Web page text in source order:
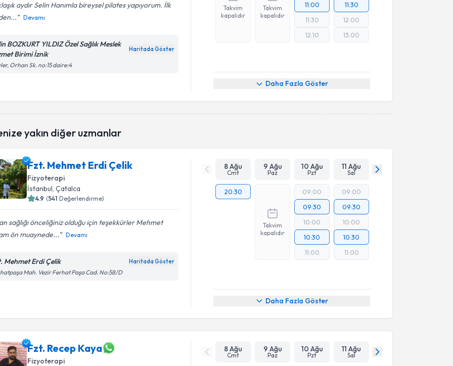
aydır Selin Hanımla bireysel pilates yapıyorum. İlk
Devamı
BOZKURT YILDIZ Özel Sağlık Meslek
Birimi İznik
Haritada Göster
Orhan Sk. no:15 daire:4
Takvim
kapalıdır
Takvim
kapalıdır
11:00
11:30
12:10
11:30
12:00
13:00
Daha Fazla Göster
yakın diğer uzmanlar
Fzt. Mehmet Erdi Çelik
Fizyoterapi
İstanbul , Çatalca
4.9 (541 Değerlendirme)
sağlığı önceliğiniz olduğu için teşekkürler Mehmet
ön muaynede...
Devamı
Mehmet Erdi Çelik Haritada Göster
Mah. Vezir Ferhat Paşa Cad. No:58/D
8 Ağu
Cmt
9 Ağu
Paz
10 Ağu
Pzt
11 Ağu
Sal
20:30
Takvim
kapalıdır
09:00
09:30
10:00
10:30
11:00
09:00
09:30
10:00
10:30
11:00
Daha Fazla Göster
Fzt. Recep Kaya
Fizyoterapi
8 Ağu
Cmt
9 Ağu
Paz
10 Ağu
Pzt
11 Ağu
Sal